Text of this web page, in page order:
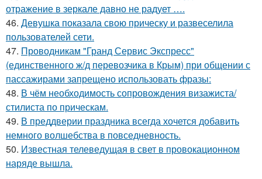
отражение в зеркале давно не радует ….
46. Девушка показала свою прическу и развеселила
пользователей сети.
47. Проводникам "Гранд Сервис Экспресс"
(единственного ж/д перевозчика в Крым) при общении с
пассажирами запрещено использовать фразы:
48. В чём необходимость сопровождения визажиста/
стилиста по прическам.
49. В преддверии праздника всегда хочется добавить
немного волшебства в повседневность.
50. Известная телеведущая в свет в провокационном
наряде вышла.